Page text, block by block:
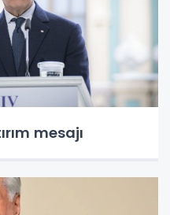
mesajı